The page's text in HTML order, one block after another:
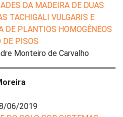
DA MADEIRA DE DUAS
TACHIGALI VULGARIS E
DE PLANTIOS HOMOGÊNEOS
DE PISOS
Monteiro de Carvalho
06/2019